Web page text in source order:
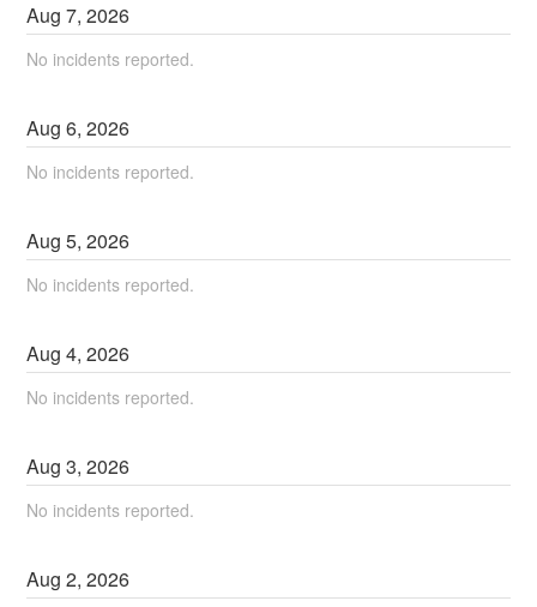
Aug7,2026
No incidents reported.
Aug6,2026
No incidents reported.
Aug5,2026
No incidents reported.
Aug4,2026
No incidents reported.
Aug3,2026
No incidents reported.
Aug2,2026